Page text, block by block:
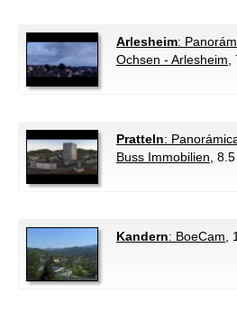
Arlesheim:
Ochsen - Arlesheim
Pratteln:
Buss Immobilien ,
Kandern: BoeCam